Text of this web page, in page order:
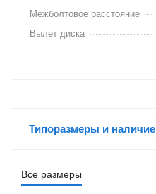
Межболтовое расстояние
Вылет диска
Типоразмеры и наличие
Все размеры